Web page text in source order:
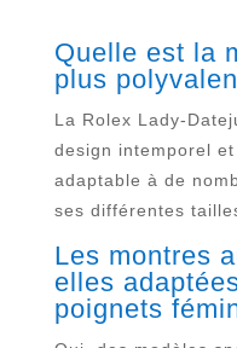
Quelle est la
plus
La Rolex Lady-
design intemporel
adaptable à de
ses différentes
Les montres
elles
poignets